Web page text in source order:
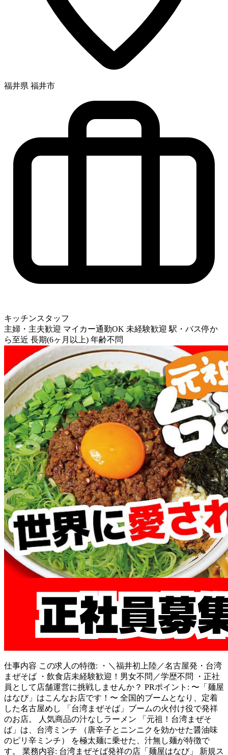
福井県 福井市
キッチンスタッフ
主婦・主夫歓迎 マイカー通勤OK 未経験歓迎 駅・バス停か
ら至近 長期(6ヶ月以上) 年齢不問
仕事内容 この求人の特徴: ・＼福井初上陸／名古屋発・台湾
まぜそば ・飲食店未経験歓迎！男女不問／学歴不問 ・正社
員として店舗運営に挑戦しませんか？ PRポイント: 〜「麺屋
はなび」はこんなお店です！〜 全国的ブームとなり、定着
した名古屋めし 「台湾まぜそば」ブームの火付け役で発祥
のお店。 人気商品の汁なしラーメン 「元祖！台湾まぜそ
ば」は、台湾ミンチ （唐辛子とニンニクを効かせた醤油味
のピリ辛ミンチ） を極太麺に乗せた、汁無し麺が特徴で
す。 業務内容: 台湾まぜそば発祥の店「麺屋はなび」 新規ス